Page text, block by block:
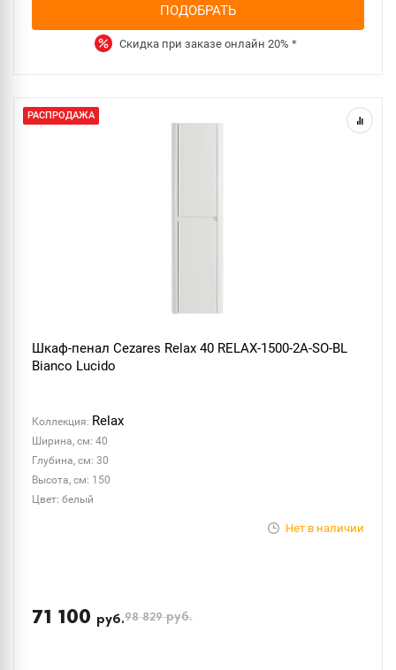
ПОДОБРАТЬ
Скидка при заказе онлайн 20% *
РАСПРОДАЖА
Шкаф-пенал Cezares Relax 40 RELAX-1500-2A-SO-BL
Bianco Lucido
Коллекция: Relax
Ширина, см: 40
Глубина, см: 30
Высота, см: 150
Цвет: белый
Нет в наличии
71 100 руб.98 829руб.